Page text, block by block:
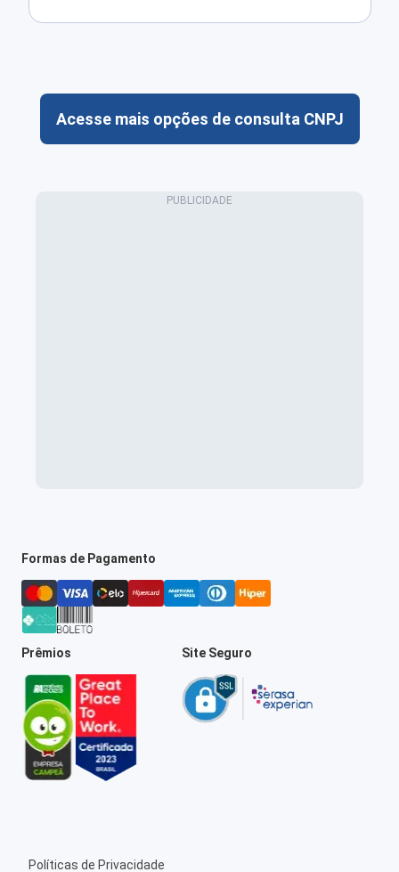
Acesse mais opções de consulta CNPJ
Formas de Pagamento
Prêmios Site Seguro
Políticas de Privacidade